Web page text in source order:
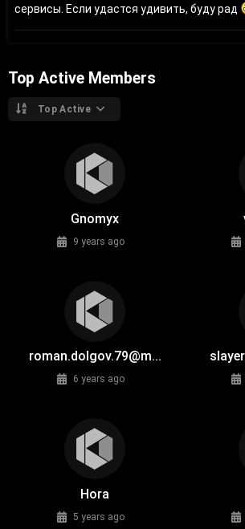
сервисы. Если удастся удивить, буду рад
Top Active Members
Top Active
Gnomyx
9 years ago
roman.dolgov.79@m...
6 years ago
Hora
5 years ago